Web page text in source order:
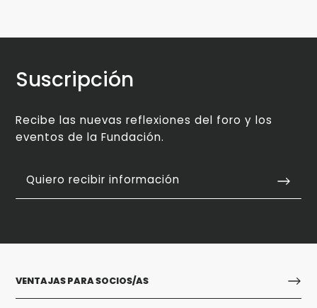
Suscripción
Recibe las nuevas reflexiones del foro y los
eventos de la Fundación.
Quiero recibir información
VENTAJAS PARA SOCIOS/AS